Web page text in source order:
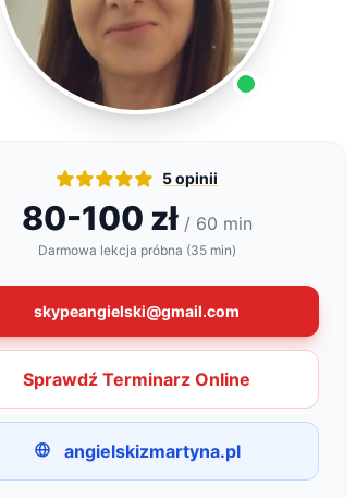
5 opinii
80-100 zł/ 60 min
Darmowa lekcja próbna (35 min)
skypeangielski@gmail.com
Sprawdź Terminarz Online
angielskizmartyna.pl